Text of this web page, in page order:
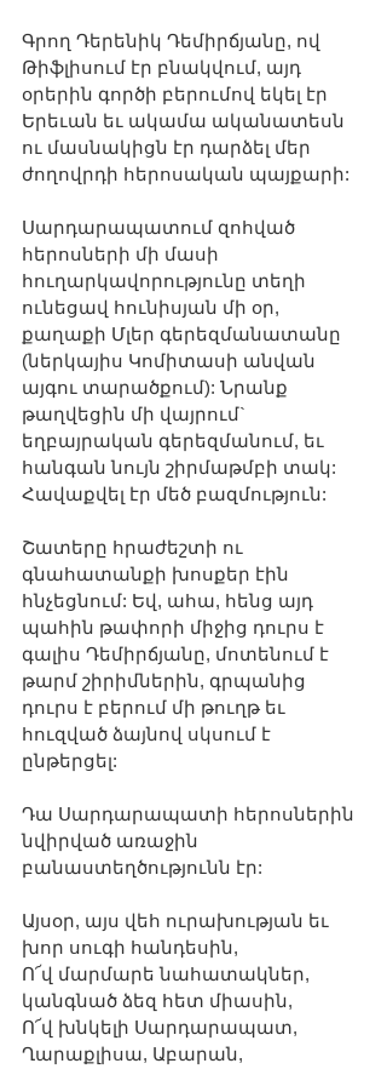
Գրող Դերենիկ Դեմիրճյանը, ով
Թիֆլիսում էր բնակվում, այդ
օրերին գործի բերումով եկել էր
Երեւան եւ ակամա ականատեսն
ու մասնակիցն էր դարձել մեր
ժողովրդի հերոսական պայքարի:
Սարդարապատում զոհված
հերոսների մի մասի
հուղարկավորությունը տեղի
ունեցավ հունիսյան մի օր,
քաղաքի Մլեր գերեզմանատանը
(ներկայիս Կոմիտասի անվան
այգու տարածքում): Նրանք
թաղվեցին մի վայրում`
եղբայրական գերեզմանում, եւ
հանգան նույն շիրմաթմբի տակ:
Հավաքվել էր մեծ բազմություն:
Շատերը հրաժեշտի ու
գնահատանքի խոսքեր էին
հնչեցնում: Եվ, ահա, հենց այդ
պահին թափորի միջից դուրս է
գալիս Դեմիրճյանը, մոտենում է
թարմ շիրիմներին, գրպանից
դուրս է բերում մի թուղթ եւ
հուզված ձայնով սկսում է
ընթերցել:
Դա Սարդարապատի հերոսներին
նվիրված առաջին
բանաստեղծությունն էր:
Այսօր, այս վեհ ուրախության եւ
խոր սուգի հանդեսին,
Ո՜վ մարմարե նահատակներ,
կանգնած ձեզ հետ միասին,
Ո՜վ խնկելի Սարդարապատ,
Ղարաքլիսա, Աբարան,